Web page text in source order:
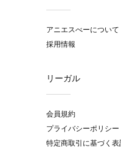
アニエスべーについて
採用情報
リーガル
会員規約
プライバシーポリシー
特定商取引に基づく表